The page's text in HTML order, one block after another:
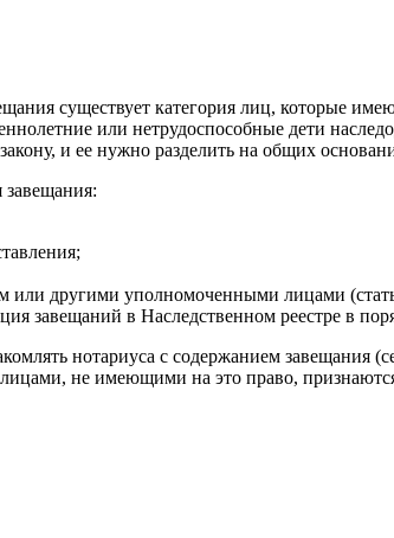
существует категория лиц, которые
или нетрудоспособные дети
и ее нужно разделить на общих
или другими уполномоченными лицами
завещаний в Наследственном реестре в
нотариуса с содержанием завещания
не имеющими на это право,